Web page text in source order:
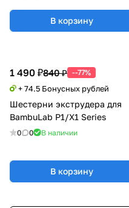
В корзину
1 490 ₽840 ₽ --77%
+ 74.5 Бонусных рублей
Шестерни экструдера для
BambuLab P1/X1 Series
0 0 В наличии
В корзину